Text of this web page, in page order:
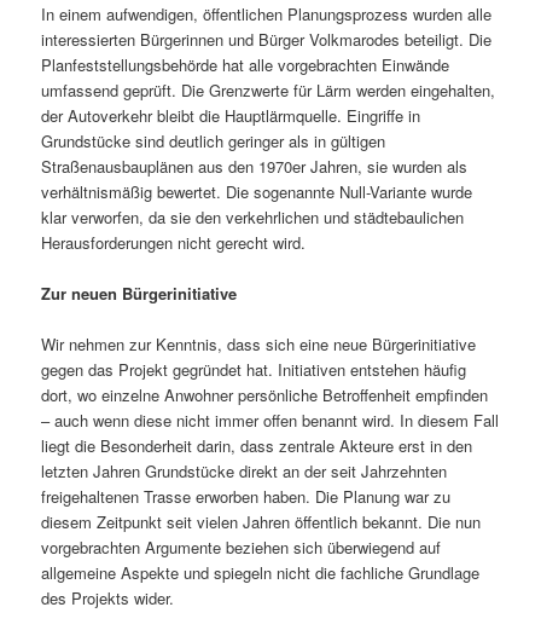
In einem aufwendigen, öffentlichen Planungsprozess wurden alle
interessierten Bürgerinnen und Bürger Volkmarodes beteiligt. Die
Planfeststellungsbehörde hat alle vorgebrachten Einwände
umfassend geprüft. Die Grenzwerte für Lärm werden eingehalten,
der Autoverkehr bleibt die Hauptlärmquelle. Eingriffe in
Grundstücke sind deutlich geringer als in gültigen
Straßenausbauplänen aus den 1970er Jahren, sie wurden als
verhältnismäßig bewertet. Die sogenannte Null-Variante wurde
klar verworfen, da sie den verkehrlichen und städtebaulichen
Herausforderungen nicht gerecht wird.
Zur neuen Bürgerinitiative
Wir nehmen zur Kenntnis, dass sich eine neue Bürgerinitiative
gegen das Projekt gegründet hat. Initiativen entstehen häufig
dort, wo einzelne Anwohner persönliche Betroffenheit empfinden
– auch wenn diese nicht immer offen benannt wird. In diesem Fall
liegt die Besonderheit darin, dass zentrale Akteure erst in den
letzten Jahren Grundstücke direkt an der seit Jahrzehnten
freigehaltenen Trasse erworben haben. Die Planung war zu
diesem Zeitpunkt seit vielen Jahren öffentlich bekannt. Die nun
vorgebrachten Argumente beziehen sich überwiegend auf
allgemeine Aspekte und spiegeln nicht die fachliche Grundlage
des Projekts wider.